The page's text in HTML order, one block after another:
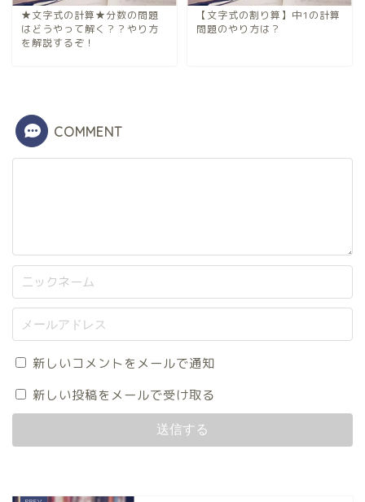
★文字式の計算★分数の問題
はどうやって解く？？やり方
を解説するぞ！
【文字式の割り算】中1の計算
問題のやり方は？
COMMENT
新しいコメントをメールで通知
新しい投稿をメールで受け取る